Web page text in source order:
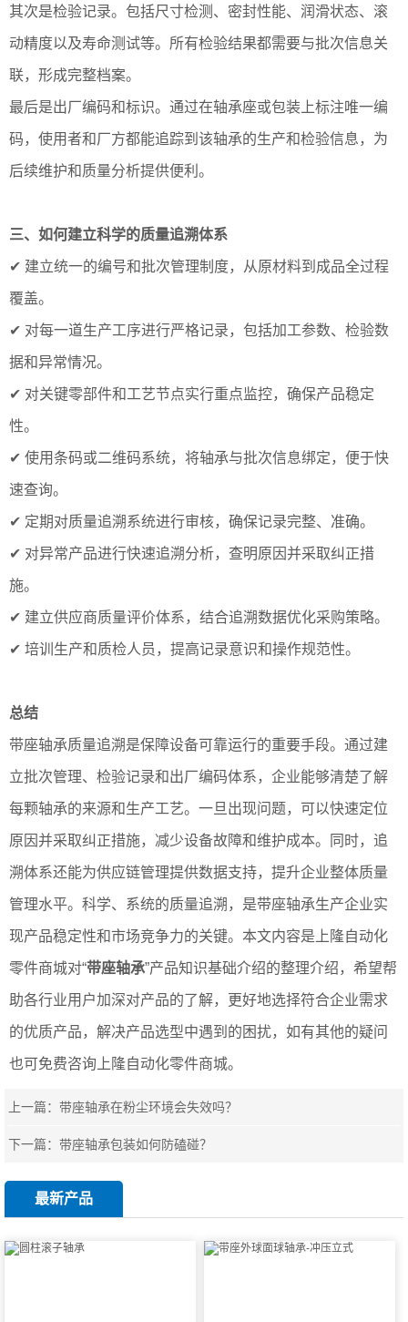
其次是检验记录。包括尺寸检测、密封性能、润滑状态、滚
动精度以及寿命测试等。所有检验结果都需要与批次信息关
联，形成完整档案。
最后是出厂编码和标识。通过在轴承座或包装上标注唯一编
码，使用者和厂方都能追踪到该轴承的生产和检验信息，为
后续维护和质量分析提供便利。
三、如何建立科学的质量追溯体系
✔ 建立统一的编号和批次管理制度，从原材料到成品全过程
覆盖。
✔ 对每一道生产工序进行严格记录，包括加工参数、检验数
据和异常情况。
✔ 对关键零部件和工艺节点实行重点监控，确保产品稳定
性。
✔ 使用条码或二维码系统，将轴承与批次信息绑定，便于快
速查询。
✔ 定期对质量追溯系统进行审核，确保记录完整、准确。
✔ 对异常产品进行快速追溯分析，查明原因并采取纠正措
施。
✔ 建立供应商质量评价体系，结合追溯数据优化采购策略。
✔ 培训生产和质检人员，提高记录意识和操作规范性。
总结
带座轴承质量追溯是保障设备可靠运行的重要手段。通过建
立批次管理、检验记录和出厂编码体系，企业能够清楚了解
每颗轴承的来源和生产工艺。一旦出现问题，可以快速定位
原因并采取纠正措施，减少设备故障和维护成本。同时，追
溯体系还能为供应链管理提供数据支持，提升企业整体质量
管理水平。科学、系统的质量追溯，是带座轴承生产企业实
现产品稳定性和市场竞争力的关键。本文内容是上隆自动化
零件商城对“带座轴承”产品知识基础介绍的整理介绍，希望帮
助各行业用户加深对产品的了解，更好地选择符合企业需求
的优质产品，解决产品选型中遇到的困扰，如有其他的疑问
也可免费咨询上隆自动化零件商城。
上一篇：带座轴承在粉尘环境会失效吗？
下一篇：带座轴承包装如何防磕碰？
最新产品